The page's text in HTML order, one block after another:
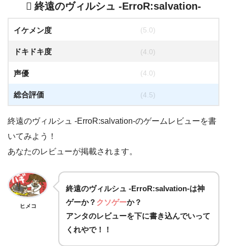
終遠のヴィルシュ -ErroR:salvation-
イケメン度 (5.0)
ドキドキ度 (4.0)
声優 (4.0)
総合評価 (4.5)
終遠のヴィルシュ -ErroR:salvation-のゲームレビューを書
いてみよう！
あなたのレビューが掲載されます。
ヒメコ
終遠のヴィルシュ -ErroR:salvation-は神
ゲーか？ クソゲーか？
アンタのレビューを下に書き込んでいって
くれやで！！